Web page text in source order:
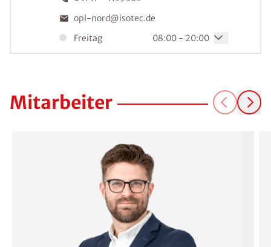
opl-nord@isotec.de
Freitag
08:00 - 20:00
Papenkamp 3
04172 - 988 54 15
opl-nord@isotec.de
Freitag
08:00 - 20:00
Mitarbeiter